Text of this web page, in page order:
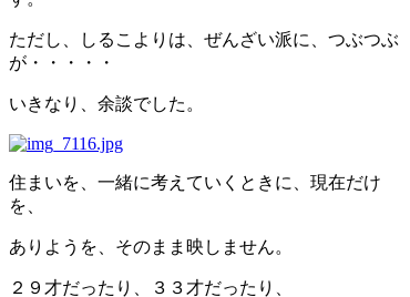
ただし、しるこよりは、ぜんざい派に、つぶつぶ
が・・・・・
いきなり、余談でした。
住まいを、一緒に考えていくときに、現在だけ
を、
ありようを、そのまま映しません。
２９才だったり、３３才だったり、